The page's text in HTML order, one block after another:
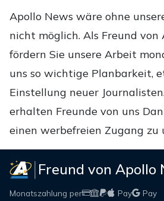
Apollo News wäre ohne
nicht möglich. Als Freund von
fördern Sie unsere Arbeit
uns so wichtige Planbarkeit,
Einstellung neuer
erhalten Freunde von uns
einen werbefreien Zugang zu
Freund von Apollo
Monatszahlung per Pay Pay